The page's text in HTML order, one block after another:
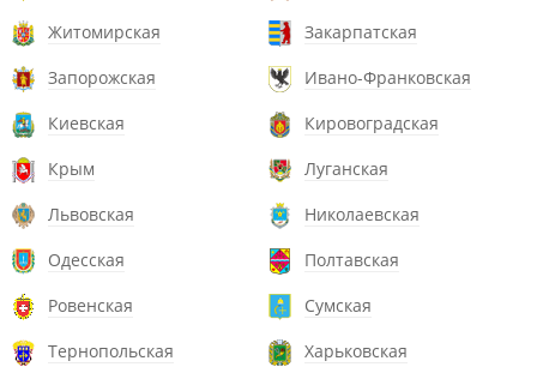
Житомирская
Закарпатская
Запорожская
Ивано-Франковская
Киевская
Кировоградская
Крым
Луганская
Львовская
Николаевская
Одесская
Полтавская
Ровенская
Сумская
Тернопольская
Харьковская